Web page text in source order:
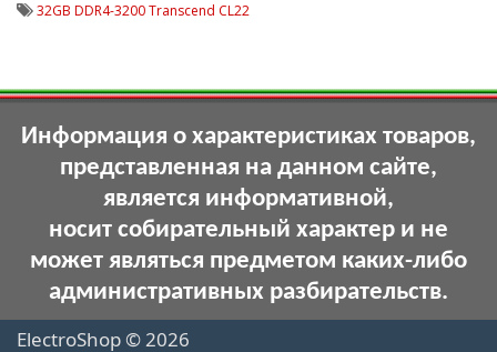
32GB DDR4-3200 Transcend CL22
Информация о характеристиках товаров,
представленная на данном сайте,
является информативной,
носит собирательный характер и не
может являться предметом каких-либо
административных разбирательств.
ElectroShop © 2026